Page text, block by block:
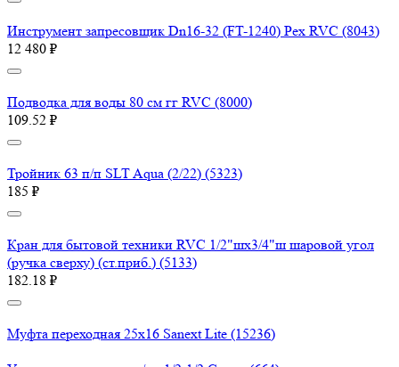
Инструмент запресовщик Dn16-32 (FT-1240) Pex RVC (8043)
12 480 ₽
Подводка для воды 80 см гг RVC (8000)
109.52 ₽
Тройник 63 п/п SLT Aqua (2/22) (5323)
185 ₽
Кран для бытовой техники RVC 1/2"шх3/4"ш шаровой угол
(ручка сверху) (ст.приб.) (5133)
182.18 ₽
Муфта переходная 25х16 Sanext Lite (15236)